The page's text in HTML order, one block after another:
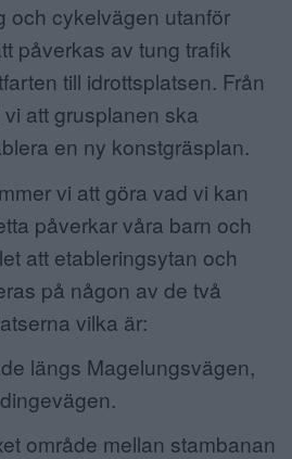
och cykelvägen utanför
påverkas av tung trafik
till idrottsplatsen. Från
att grusplanen ska
en ny konstgräsplan.
vi att göra vad vi kan
påverkar våra barn och
att etableringsytan och
på någon av de två
vilka är:
längs Magelungsvägen,
område mellan stambanan